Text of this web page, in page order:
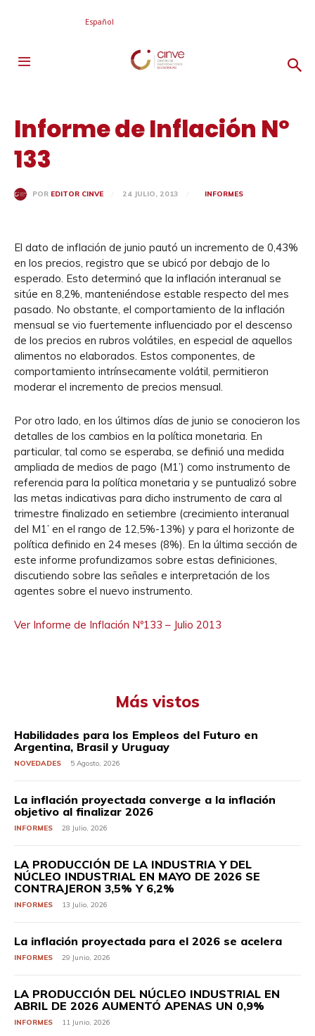
Español
Informe de Inflación Nº
133
POR EDITOR CINVE 24 JULIO, 2013 INFORMES
El dato de inflación de junio pautó un incremento de 0,43%
en los precios, registro que se ubicó por debajo de lo
esperado. Esto determinó que la inflación interanual se
sitúe en 8,2%, manteniéndose estable respecto del mes
pasado. No obstante, el comportamiento de la inflación
mensual se vio fuertemente influenciado por el descenso
de los precios en rubros volátiles, en especial de aquellos
alimentos no elaborados. Estos componentes, de
comportamiento intrínsecamente volátil, permitieron
moderar el incremento de precios mensual.
Por otro lado, en los últimos días de junio se conocieron los
detalles de los cambios en la política monetaria. En
particular, tal como se esperaba, se definió una medida
ampliada de medios de pago (M1’) como instrumento de
referencia para la política monetaria y se puntualizó sobre
las metas indicativas para dicho instrumento de cara al
trimestre finalizado en setiembre (crecimiento interanual
del M1’ en el rango de 12,5%-13%) y para el horizonte de
política definido en 24 meses (8%). En la última sección de
este informe profundizamos sobre estas definiciones,
discutiendo sobre las señales e interpretación de los
agentes sobre el nuevo instrumento.
Ver Informe de Inflación Nº133 – Julio 2013
Más vistos
Habilidades para los Empleos del Futuro en
Argentina, Brasil y Uruguay
NOVEDADES 5 Agosto, 2026
La inflación proyectada converge a la inflación
objetivo al finalizar 2026
INFORMES 28 Julio, 2026
LA PRODUCCIÓN DE LA INDUSTRIA Y DEL
NÚCLEO INDUSTRIAL EN MAYO DE 2026 SE
CONTRAJERON 3,5% Y 6,2%
INFORMES 13 Julio, 2026
La inflación proyectada para el 2026 se acelera
INFORMES 29 Junio, 2026
LA PRODUCCIÓN DEL NÚCLEO INDUSTRIAL EN
ABRIL DE 2026 AUMENTÓ APENAS UN 0,9%
INFORMES 11 Junio, 2026